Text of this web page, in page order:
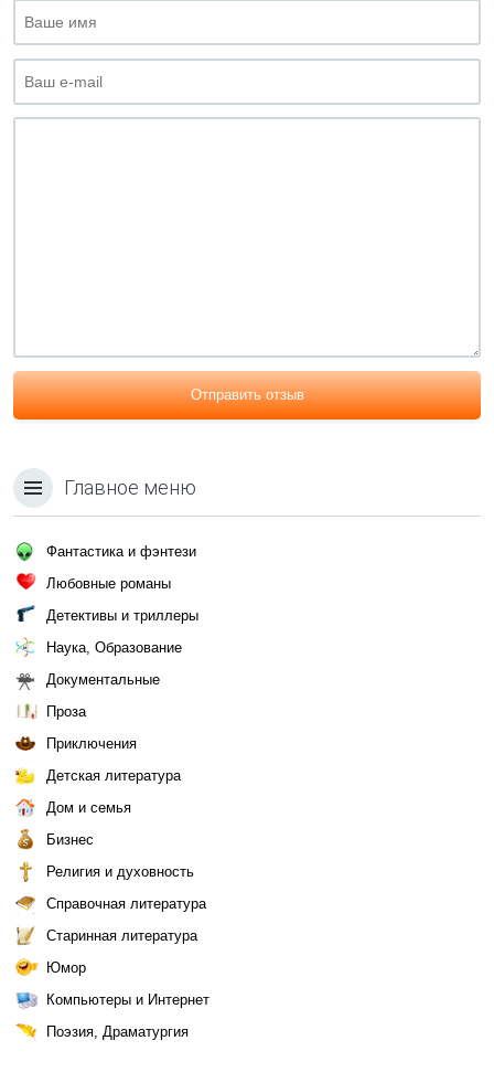
Отправить отзыв
Главное меню
Фантастика и фэнтези
Любовные романы
Детективы и триллеры
Наука, Образование
Документальные
Проза
Приключения
Детская литература
Дом и семья
Бизнес
Религия и духовность
Справочная литература
Старинная литература
Юмор
Компьютеры и Интернет
Поэзия, Драматургия